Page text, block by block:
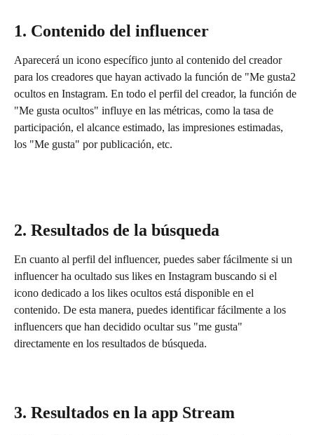
1. Contenido del influencer
Aparecerá un icono específico junto al contenido del creador
para los creadores que hayan activado la función de "Me gusta2
ocultos en Instagram. En todo el perfil del creador, la función de
"Me gusta ocultos" influye en las métricas, como la tasa de
participación, el alcance estimado, las impresiones estimadas,
los "Me gusta" por publicación, etc.
2. Resultados de la búsqueda
En cuanto al perfil del influencer, puedes saber fácilmente si un
influencer ha ocultado sus likes en Instagram buscando si el
icono dedicado a los likes ocultos está disponible en el
contenido. De esta manera, puedes identificar fácilmente a los
influencers que han decidido ocultar sus "me gusta"
directamente en los resultados de búsqueda.
3. Resultados en la app Stream